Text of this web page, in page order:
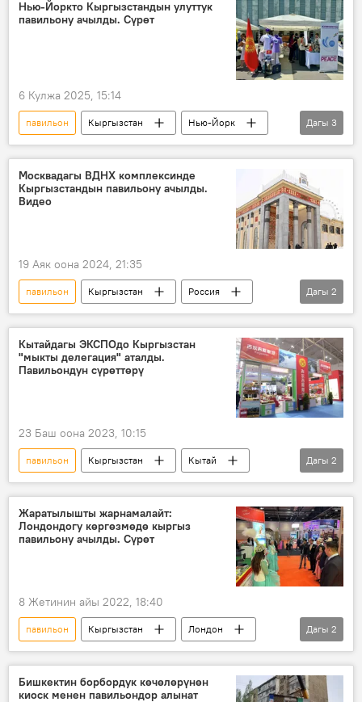
"Евразия" уюму
Видео
Нью-Йоркто Кыргызстандын улуттук
павильону ачылды. Сүрөт
6 Кулжа 2025, 15:14
павильон Кыргызстан
Нью-Йорк
кайрымдуулук
каражат Сүрөт
Дагы 3
Москвадагы ВДНХ комплексинде
Кыргызстандын павильону ачылды.
Видео
19 Аяк оона 2024, 21:35
павильон Кыргызстан
Россия
ВДНХ
көргөзмө
Дагы 2
Кытайдагы ЭКСПОдо Кыргызстан
"мыкты делегация" аталды.
Павильондун сүрөттөрү
23 Баш оона 2023, 10:15
павильон Кыргызстан
Кытай
экспо
делегация
Дагы 2
Жаратылышты жарнамалайт:
Лондондогу көргөзмөдө кыргыз
павильону ачылды. Сүрөт
8 Жетинин айы 2022, 18:40
павильон Кыргызстан
Лондон
көргөзмө
жаратылыш
Дагы 2
Бишкектин борбордук көчөлөрүнөн
киоск менен павильондор алынат